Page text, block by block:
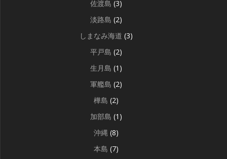
佐渡島 (3)
淡路島 (2)
しまなみ海道 (3)
平戸島 (2)
生月島 (1)
軍艦島 (2)
樺島 (2)
加部島 (1)
沖縄 (8)
本島 (7)